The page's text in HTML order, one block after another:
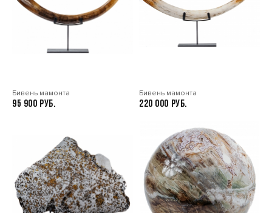
Бивень мамонта
95 900
Бивень мамонта
220 000